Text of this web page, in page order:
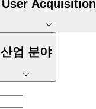
User Acquisition
산업 분야